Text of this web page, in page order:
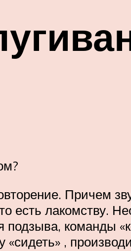
Причем
есть лакомству.
подзыва, команды
,